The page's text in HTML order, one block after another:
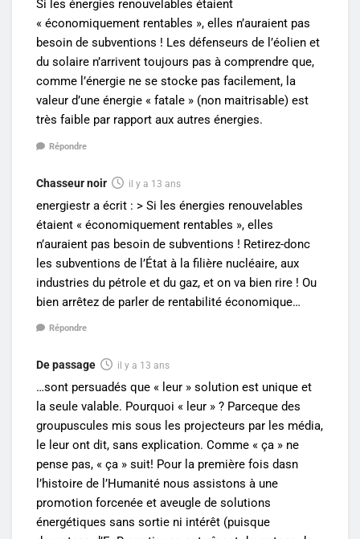
Si les énergies renouvelables étaient
« économiquement rentables », elles n’auraient pas
besoin de subventions ! Les défenseurs de l’éolien et
du solaire n’arrivent toujours pas à comprendre que,
comme l’énergie ne se stocke pas facilement, la
valeur d’une énergie « fatale » (non maitrisable) est
très faible par rapport aux autres énergies.
Répondre
Chasseur noir il y a 13 ans
energiestr a écrit : > Si les énergies renouvelables
étaient « économiquement rentables », elles
n’auraient pas besoin de subventions ! Retirez-donc
les subventions de l’État à la filière nucléaire, aux
industries du pétrole et du gaz, et on va bien rire ! Ou
bien arrêtez de parler de rentabilité économique…
Répondre
De passage il y a 13 ans
…sont persuadés que « leur » solution est unique et
la seule valable. Pourquoi « leur » ? Parceque des
groupuscules mis sous les projecteurs par les média,
le leur ont dit, sans explication. Comme « ça » ne
pense pas, « ça » suit! Pour la première fois dasn
l’histoire de l’Humanité nous assistons à une
promotion forcenée et aveugle de solutions
énergétiques sans sortie ni intérêt (puisque